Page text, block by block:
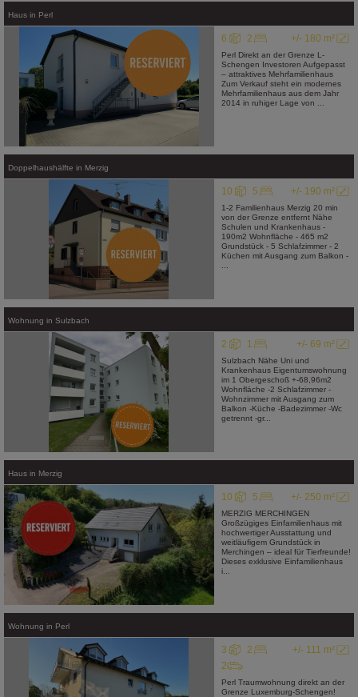
Haus in Perl
+/- 180 m²
6 2
Perl Direkt an der Grenze L-
Schengen Investoren Aufgepasst
– attraktives Mehrfamilienhaus
Zum Verkauf steht ein modernes
Mehrfamilienhaus aus dem Jahr
2014 in ruhiger Lage von ...
Doppelhaushälfte in Merzig
+/- 190 m²
10 5
1-2 Familienhaus Merzig 20 min
von der Grenze entfernt Nähe
Schulen und Krankenhaus -
190m2 Wohnfläche - 465 m2
Grundstück - 5 Schlafzimmer - 2
Küchen mit Ausgang zum Balkon -
Wohnung in Sulzbach
+/- 69 m²
2 1
Sulzbach Nähe Uni und
Krankenhaus Eigentumswohnung
im 1 Obergeschoß +-68,96m2
Wohnfläche -2 Schlafzimmer -
Wohnzimmer mit Ausgang zum
Balkon -Küche -Badezimmer -Wc
getrennt -gr...
Haus in Merzig
+/- 250 m²
10 5
MERZIG MERCHINGEN
Großzügiges Einfamilienhaus mit
hochwertiger Ausstattung und
weitläufigem Grundstück in
Merchingen – ideal für Tierfreunde!
Dieses exklusive Einfamilienhaus
i...
Wohnung in Perl
+/- 111 m²
3
2
2
Perl Traumwohnung direkt an der
Grenze Luxemburg-Schengen!